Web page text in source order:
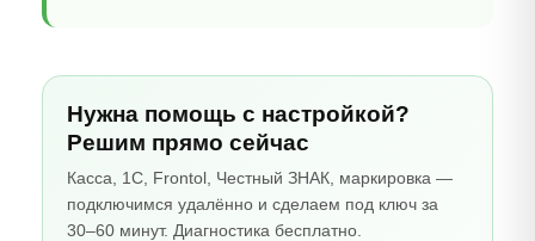
Нужна помощь с настройкой?
Решим прямо сейчас
Касса, 1С, Frontol, Честный ЗНАК, маркировка —
подключимся удалённо и сделаем под ключ за
30–60 минут. Диагностика бесплатно.